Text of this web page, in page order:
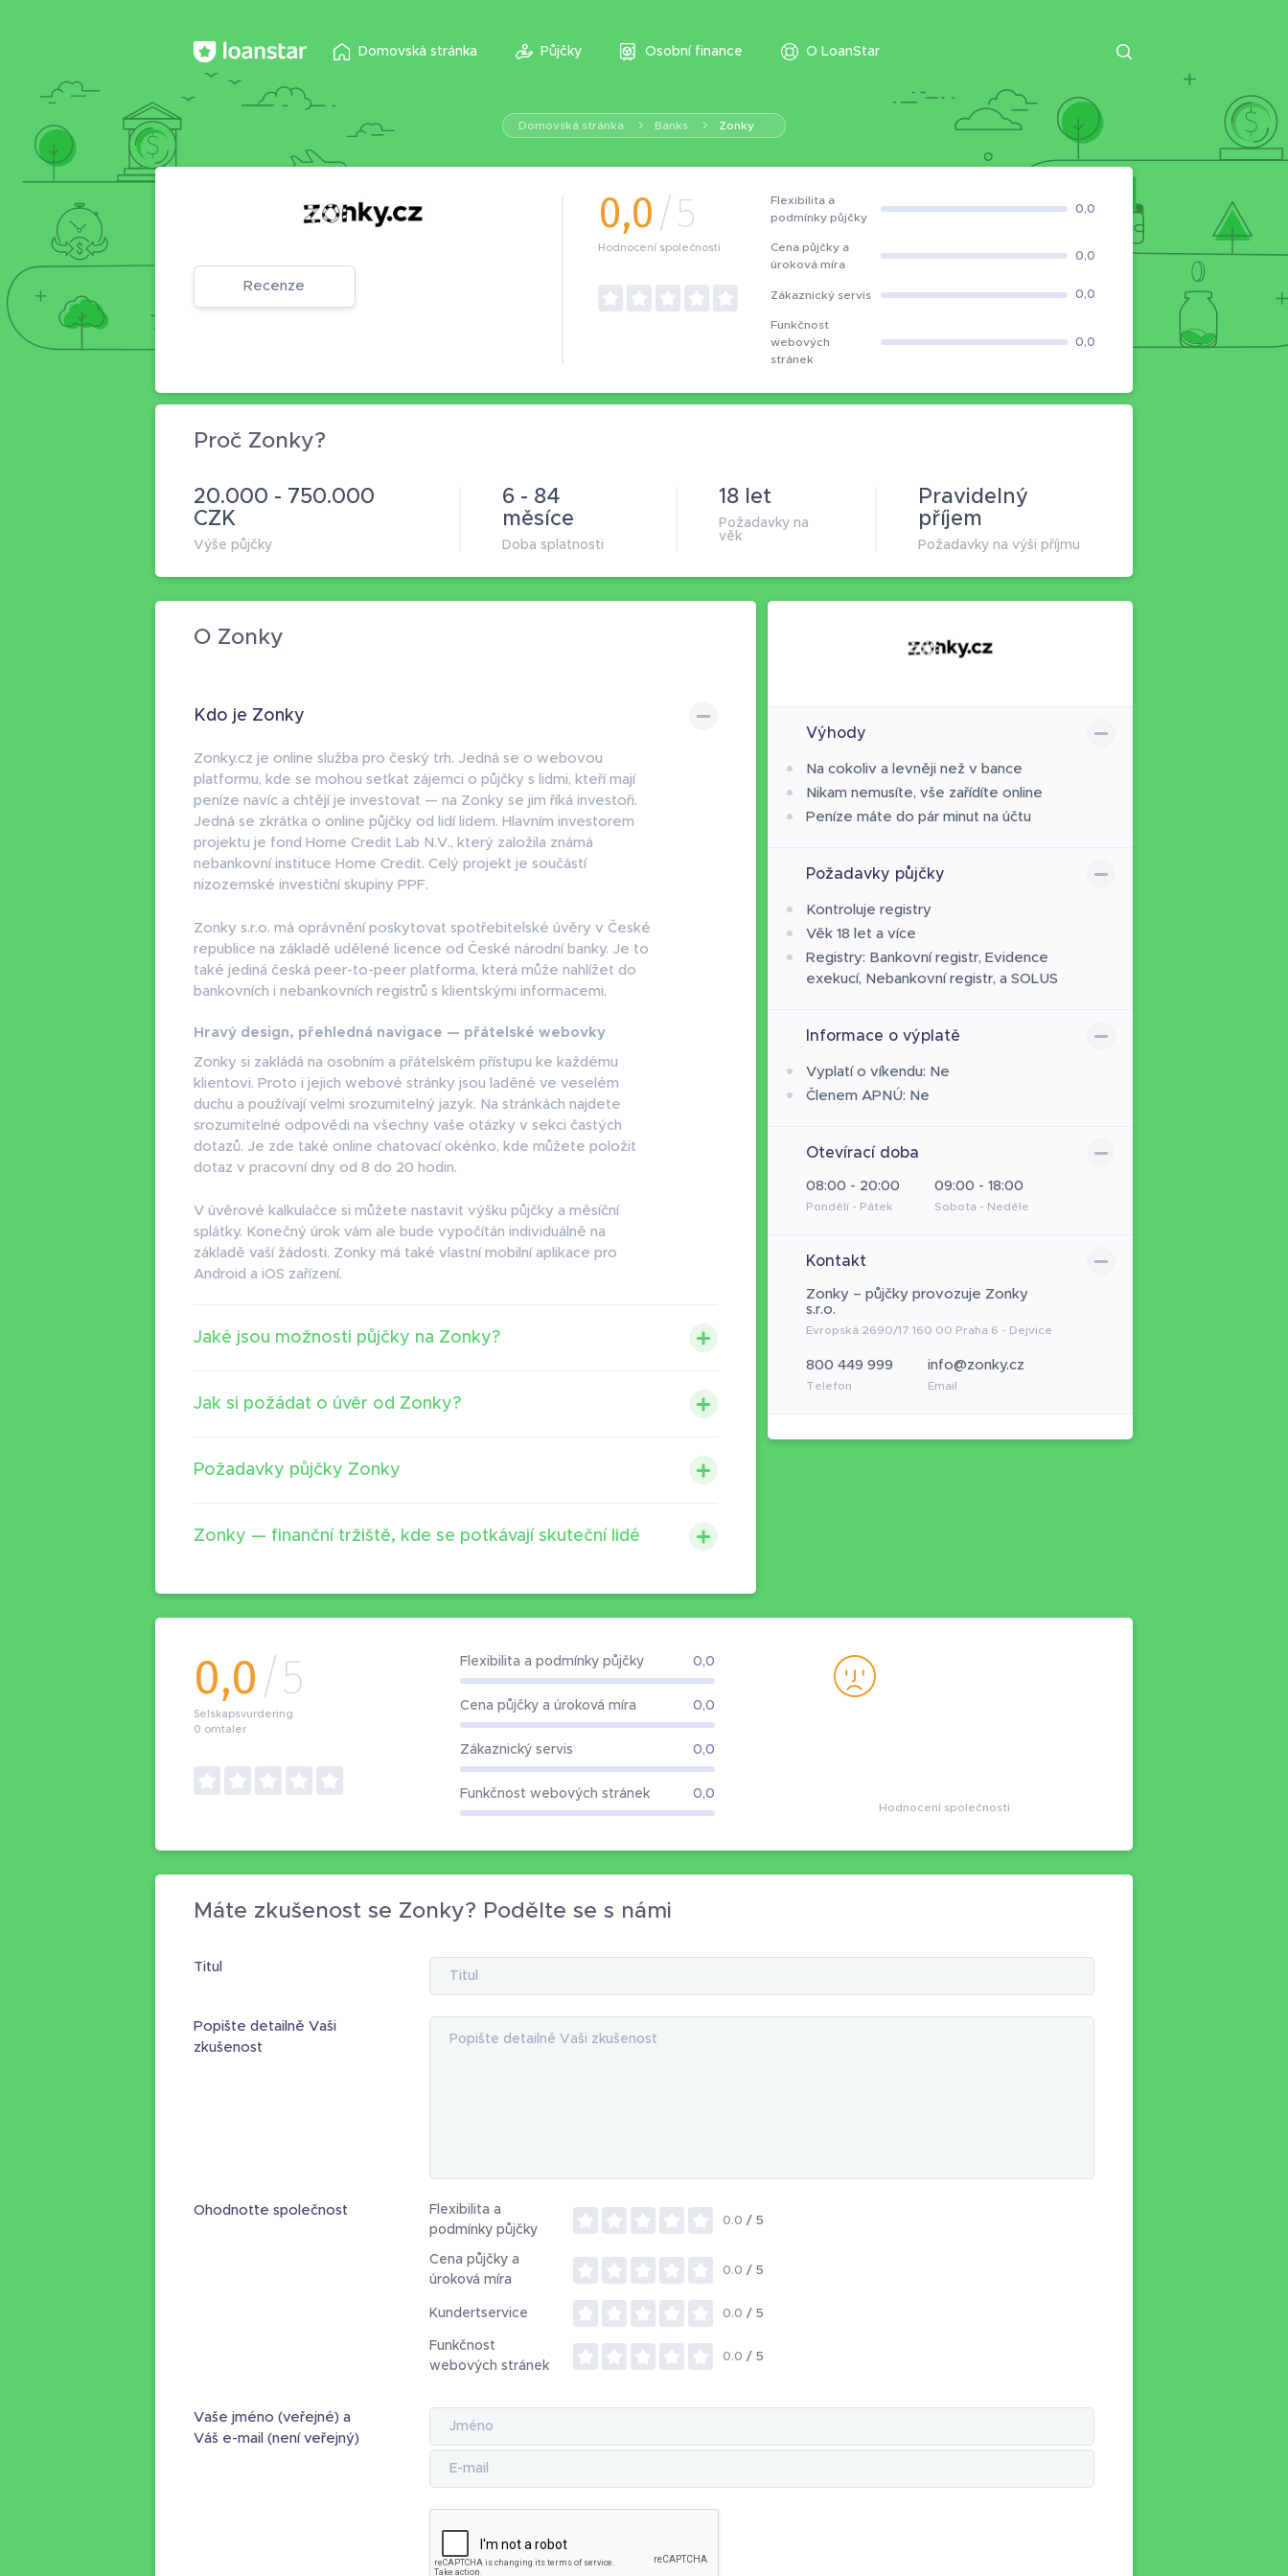
Domovská stránka Půjčky Osobní finance O LoanStar
Domovská stránka Banks Zonky
Recenze
0,0/5
Hodnocení společnosti
Flexibilita a
podmínky půjčky
0,0
Cena půjčky a
úroková míra
0,0
Zákaznický servis 0,0
Funkčnost
webových
stránek
0,0
Proč Zonky?
20.000 - 750.000
CZK
Výše půjčky
6 - 84
měsíce
Doba splatnosti
18 let
Požadavky na
věk
Pravidelný
příjem
Požadavky na výši příjmu
O Zonky
Kdo je Zonky
Zonky.cz je online služba pro český trh. Jedná se o webovou
platformu, kde se mohou setkat zájemci o půjčky s lidmi, kteří mají
peníze navíc a chtějí je investovat — na Zonky se jim říká investoři.
Jedná se zkrátka o online půjčky od lidí lidem. Hlavním investorem
projektu je fond Home Credit Lab N.V., který založila známá
nebankovní instituce Home Credit. Celý projekt je součástí
nizozemské investiční skupiny PPF.
Zonky s.r.o. má oprávnění poskytovat spotřebitelské úvěry v České
republice na základě udělené licence od České národní banky. Je to
také jediná česká peer-to-peer platforma, která může nahlížet do
bankovních i nebankovních registrů s klientskými informacemi.
Hravý design, přehledná navigace — přátelské webovky
Zonky si zakládá na osobním a přátelském přístupu ke každému
klientovi. Proto i jejich webové stránky jsou laděné ve veselém
duchu a používají velmi srozumitelný jazyk. Na stránkách najdete
srozumitelné odpovědi na všechny vaše otázky v sekci častých
dotazů. Je zde také online chatovací okénko, kde můžete položit
dotaz v pracovní dny od 8 do 20 hodin.
V úvěrové kalkulačce si můžete nastavit výšku půjčky a měsíční
splátky. Konečný úrok vám ale bude vypočítán individuálně na
základě vaší žádosti. Zonky má také vlastní mobilní aplikace pro
Android a iOS zařízení.
Jaké jsou možnosti půjčky na Zonky?
Jak si požádat o úvěr od Zonky?
Požadavky půjčky Zonky
Zonky — finanční tržiště, kde se potkávají skuteční lidé
Výhody
Na cokoliv a levněji než v bance
Nikam nemusíte, vše zařídíte online
Peníze máte do pár minut na účtu
Požadavky půjčky
Kontroluje registry
Věk 18 let a více
Registry: Bankovní registr, Evidence
exekucí, Nebankovní registr, a SOLUS
Informace o výplatě
Vyplatí o víkendu: Ne
Členem APNÚ: Ne
Otevírací doba
08:00 - 20:00
Pondělí - Pátek
09:00 - 18:00
Sobota - Neděle
Kontakt
Zonky – půjčky provozuje Zonky
s.r.o.
Evropská 2690/17 160 00 Praha 6 - Dejvice
800 449 999
Telefon
info@zonky.cz
Email
0,0/5
Selskapsvurdering
0 omtaler
Flexibilita a podmínky půjčky 0,0
Cena půjčky a úroková míra 0,0
Zákaznický servis 0,0
Funkčnost webových stránek 0,0
Hodnocení společnosti
Máte zkušenost se Zonky? Podělte se s námi
Titul
Popište detailně Vaši
zkušenost
Ohodnoťte společnost
Flexibilita a
podmínky půjčky
0.0 / 5
Cena půjčky a
úroková míra
0.0 / 5
Kundertservice 0.0 / 5
Funkčnost
webových stránek
0.0 / 5
Vaše jméno (veřejné) a
Váš e-mail (není veřejný)